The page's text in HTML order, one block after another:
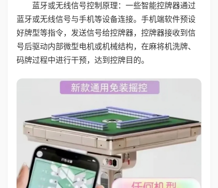
蓝牙或无线信号控制原理：一些智能控牌器通过
蓝牙或无线信号与手机等设备连接。手机端软件预设
好牌型等指令，发送信号给控牌器，控牌器接收到信
号后驱动内部微型电机或机械结构，在麻将机洗牌、
码牌过程中进行干预，达到控牌目的。